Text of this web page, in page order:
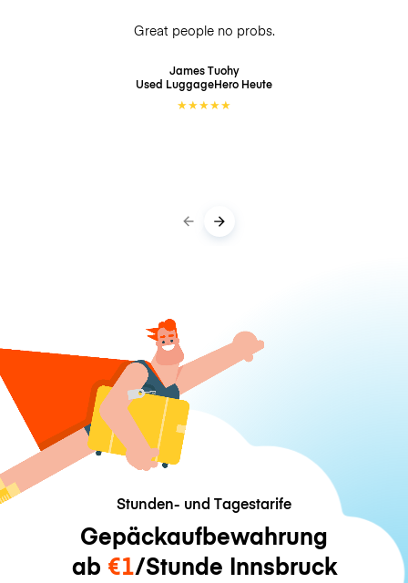
Great people no probs.
James Tuohy
Used LuggageHero Heute
★★★★★
Stunden- und Tagestarife
Gepäckaufbewahrung
ab €1/Stunde Innsbruck